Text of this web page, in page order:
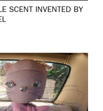
SCENT INVENTED BY